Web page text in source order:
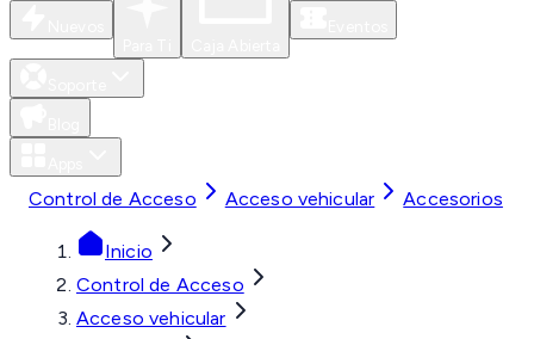
Control de Acceso Acceso vehicular Accesorios
Inicio
Control de Acceso
Acceso vehicular